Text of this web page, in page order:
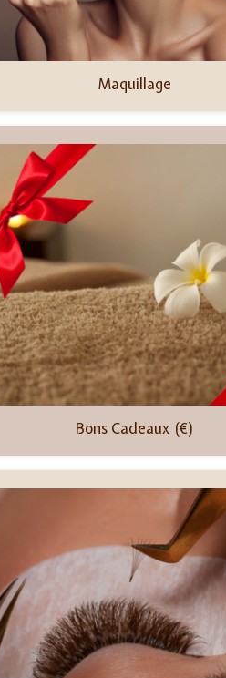
Maquillage
Bons Cadeaux (€)